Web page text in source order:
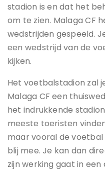
stadion is en dat het
om te zien. Malaga CF
wedstrijden gespeeld.
een wedstrijd van de
kijken.
Het voetbalstadion zal
Malaga CF een
het indrukkende
meeste toeristen
maar vooral de
blij mee. Je kan dan
zijn werking gaat in een